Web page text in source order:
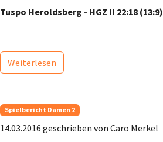
Tuspo Heroldsberg - HGZ II 22:18 (13:9)
Weiterlesen
Spielbericht Damen 2
14.03.2016 geschrieben von Caro Merkel